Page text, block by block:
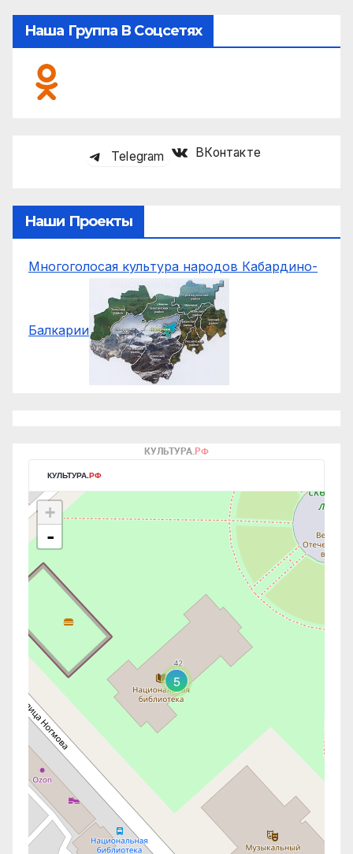
Наша Группа В Соцсетях
Telegram ВКонтакте
Наши Проекты
Многоголосая культура народов Кабардино-
Балкарии